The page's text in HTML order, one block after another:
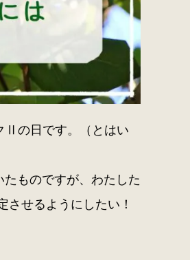
Ⅱの日です。（とはい
ものですが、わたした
させるようにしたい！